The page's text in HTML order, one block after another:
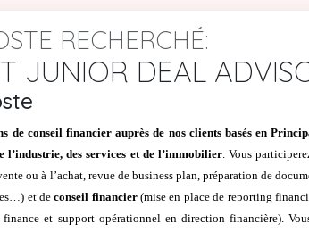
RECHERCHÉ:
JUNIOR DEAL
de conseil financier auprès de nos clients basés en
l’industrie, des services et de l’immobilier. Vous
ou à l’achat, revue de business plan, préparation de
et deconseil financier(mise en place de reporting
et support opérationnel en direction financière).